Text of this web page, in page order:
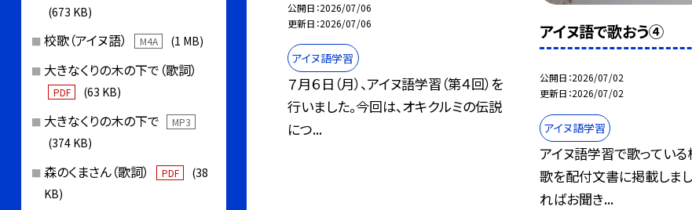
公開日 2026/07/06
更新日 2026/07/06
アイヌ語学習
７月６日（月）、アイヌ語学習（第４回）を
行いました。今回は、オキクルミの伝説
につ...
アイヌ語で歌おう④
公開日 2026/07/02
更新日 2026/07/02
アイヌ語学習
アイヌ語学習で歌ってい
歌を配付文書に掲載しまし
ればお聞き...
(673 KB)
校歌（アイヌ語） M4A (1 MB)
大きなくりの木の下で（歌詞）
PDF (63 KB)
大きなくりの木の下で MP3
(374 KB)
森のくまさん（歌詞） PDF
(38
KB)